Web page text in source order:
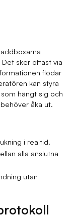
sker oftast via
flödar
kan styra
hängt sig och
åka ut.
i realtid.
alla anslutna
utan